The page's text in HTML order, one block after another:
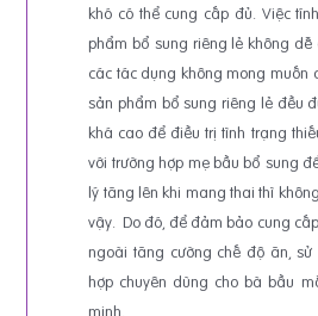
khó có thể cung cấp đủ. Việc
phẩm bổ sung riêng lẻ không
các tác dụng không mong muốn
sản phẩm bổ sung riêng lẻ đều
khá cao để điều trị tình trạng
với trường hợp mẹ bầu bổ sung
lý tăng lên khi mang thai thì
vậy. Do đó, để đảm bảo cung
ngoài tăng cường chế độ ăn,
hợp chuyên dùng cho bà bầu
minh.